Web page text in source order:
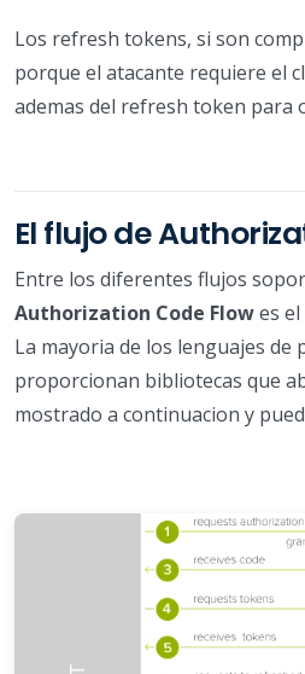
Los refresh tokens, si son
porque el atacante requiere el
ademas del refresh token para
El flujo de
Entre los diferentes flujos
Authorization Code Flowes
La mayoria de los lenguajes de
proporcionan bibliotecas que
mostrado a continuacion y